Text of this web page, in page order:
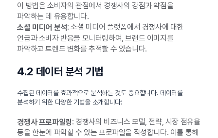
이 방법은 소비자의 관점에서 경쟁사의 강점과 약점을
파악하는 데 유용합니다.
소셜 미디어 분석: 소셜 미디어 플랫폼에서 경쟁사에 대한
언급과 소비자 반응을 모니터링하여, 브랜드 이미지를
파악하고 트렌드 변화를 추적할 수 있습니다.
4.2 데이터 분석 기법
수집된 데이터를 효과적으로 분석하는 것도 중요합니다. 데이터를
분석하기 위한 다양한 기법을 소개합니다:
경쟁사 프로파일링: 경쟁사의 비즈니스 모델, 전략, 시장 점유율
등을 한눈에 파악할 수 있는 프로파일을 작성합니다. 이를 통해